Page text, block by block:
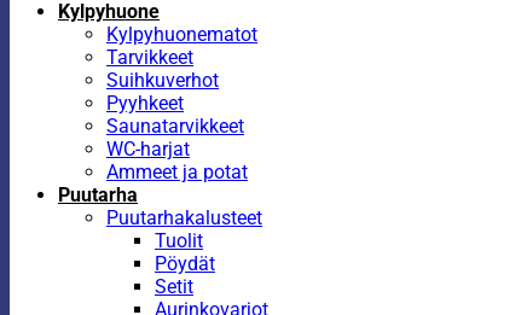
Kylpyhuone
Kylpyhuonematot
Tarvikkeet
Suihkuverhot
Pyyhkeet
Saunatarvikkeet
WC-harjat
Ammeet ja potat
Puutarha
Puutarhakalusteet
Tuolit
Pöydät
Setit
Aurinkovarjot